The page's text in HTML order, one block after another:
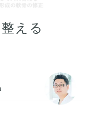
える